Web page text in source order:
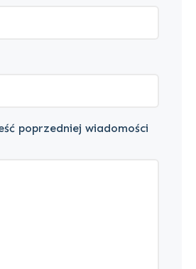
poprzedniej wiadomości